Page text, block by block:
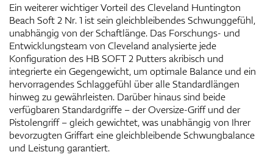
Ein weiterer wichtiger Vorteil des Cleveland Huntington
Beach Soft 2 Nr. 1 ist sein gleichbleibendes Schwunggefühl,
unabhängig von der Schaftlänge. Das Forschungs- und
Entwicklungsteam von Cleveland analysierte jede
Konfiguration des HB SOFT 2 Putters akribisch und
integrierte ein Gegengewicht, um optimale Balance und ein
hervorragendes Schlaggefühl über alle Standardlängen
hinweg zu gewährleisten. Darüber hinaus sind beide
verfügbaren Standardgriffe – der Oversize-Griff und der
Pistolengriff – gleich gewichtet, was unabhängig von Ihrer
bevorzugten Griffart eine gleichbleibende Schwungbalance
und Leistung garantiert.